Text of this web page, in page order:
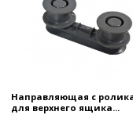
Направляющая с
для верхнего ящика...